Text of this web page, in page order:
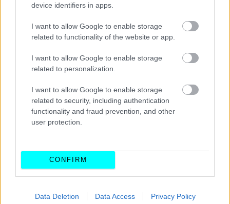
device identifiers in apps.
I want to allow Google to enable storage
related to functionality of the website or app.
I want to allow Google to enable storage
related to personalization.
I want to allow Google to enable storage
related to security, including authentication
functionality and fraud prevention, and other
user protection.
CONFIRM
Data Deletion Data Access Privacy Policy